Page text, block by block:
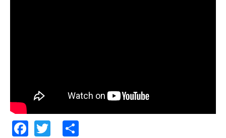
Facebook
Twitter